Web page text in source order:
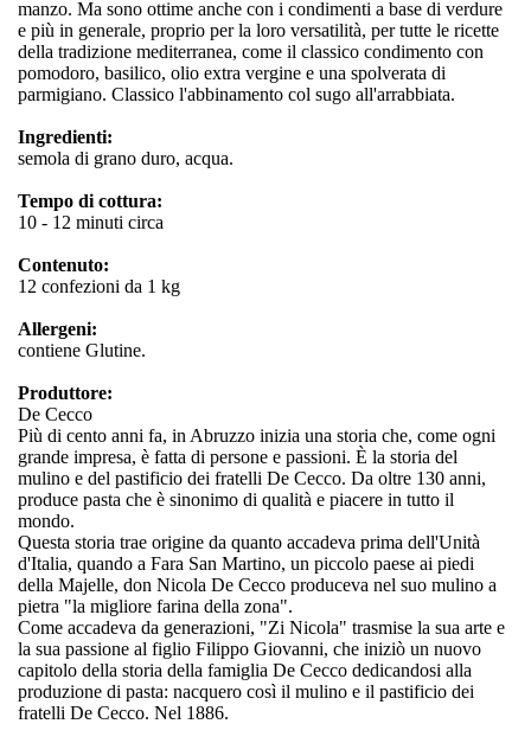
manzo. Ma sono ottime anche con i condimenti a base di verdure
e più in generale, proprio per la loro versatilità, per tutte le ricette
della tradizione mediterranea, come il classico condimento con
pomodoro, basilico, olio extra vergine e una spolverata di
parmigiano. Classico l'abbinamento col sugo all'arrabbiata.
Ingredienti:
semola di grano duro, acqua.
Tempo di cottura:
10 - 12 minuti circa
Contenuto:
12 confezioni da 1 kg
Allergeni:
contiene Glutine.
Produttore:
De Cecco
Più di cento anni fa, in Abruzzo inizia una storia che, come ogni
grande impresa, è fatta di persone e passioni. È la storia del
mulino e del pastificio dei fratelli De Cecco. Da oltre 130 anni,
produce pasta che è sinonimo di qualità e piacere in tutto il
mondo.
Questa storia trae origine da quanto accadeva prima dell'Unità
d'Italia, quando a Fara San Martino, un piccolo paese ai piedi
della Majelle, don Nicola De Cecco produceva nel suo mulino a
pietra "la migliore farina della zona".
Come accadeva da generazioni, "Zi Nicola" trasmise la sua arte e
la sua passione al figlio Filippo Giovanni, che iniziò un nuovo
capitolo della storia della famiglia De Cecco dedicandosi alla
produzione di pasta: nacquero così il mulino e il pastificio dei
fratelli De Cecco. Nel 1886.